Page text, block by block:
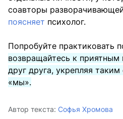
соавторы
поясняет психолог.
Попробуйте практиковать
возвращайтесь к
друг друга, укрепляя
«мы».
Автор текста: Софья Хромова